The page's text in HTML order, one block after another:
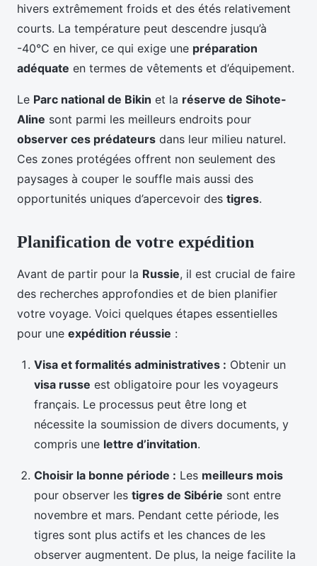
hivers extrêmement froids et des étés relativement
courts. La température peut descendre jusqu’à
-40°C en hiver, ce qui exige une préparation
adéquate en termes de vêtements et d’équipement.
Le Parc national de Bikin et la réserve de Sihote-
Aline sont parmi les meilleurs endroits pour
observer ces prédateurs dans leur milieu naturel.
Ces zones protégées offrent non seulement des
paysages à couper le souffle mais aussi des
opportunités uniques d’apercevoir des tigres.
Planification de votre expédition
Avant de partir pour la Russie, il est crucial de faire
des recherches approfondies et de bien planifier
votre voyage. Voici quelques étapes essentielles
pour une expédition réussie :
Visa et formalités administratives : Obtenir un
visa russe est obligatoire pour les voyageurs
français. Le processus peut être long et
nécessite la soumission de divers documents, y
compris une lettre d’invitation.
Choisir la bonne période : Les meilleurs mois
pour observer les tigres de Sibérie sont entre
novembre et mars. Pendant cette période, les
tigres sont plus actifs et les chances de les
observer augmentent. De plus, la neige facilite la